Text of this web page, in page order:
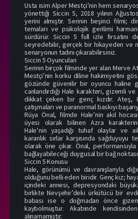
Usta isim Alper Mestçi’nin hem
yönettiği Siccin 5, 2018 yılının
yerini almıştır. Serinin beşinci filmi;
temaları ve psikolojik gerilimi
sürdürür. Siccin 5 full izle fırsatını
seyredebilir, gerçek bir hikayeden ve
senaryonun tadını çıkarabilirsiniz.
Siccin 5 Oyuncuları
Serinin birçok filminde yer alan Merve
Mestçi’nin korku diline hakimiyetini
gözünde güvenilir bir oyuncu haline
canlandırdığı Hale karakteri, gizemli ve
dikkat çeken bir genç kızdır. Ateş,
çatışmaları ve paranormal baskıyı
Rüya Önal, filmde Hale’nin akıl
üyesi olarak bilinen Azra karakterini
Hale’nin yaşadığı tuhaf olaylar ve
karanlık sırlar karşısında
olarak öne çıkar. Önal,
bağlayabileceği duygusal bir bağ noktası
Siccin 5 Konusu
Hale, görünümü ve davranışlarıyla
olduğunu belli eden biridir. Genç kız;
içindeki annesi, depresyondaki
birlikte Nevşehir’deki ürkütücü bir
babası ise o doğmadan önce
kaybolmuştur. Akabinde
alınamamıştır.